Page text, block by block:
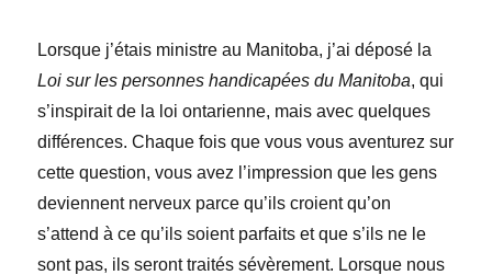
Lorsque j’étais ministre au Manitoba, j’ai déposé la
Loi sur les personnes handicapées du Manitoba, qui
s’inspirait de la loi ontarienne, mais avec quelques
différences. Chaque fois que vous vous aventurez sur
cette question, vous avez l’impression que les gens
deviennent nerveux parce qu’ils croient qu’on
s’attend à ce qu’ils soient parfaits et que s’ils ne le
sont pas, ils seront traités sévèrement. Lorsque nous